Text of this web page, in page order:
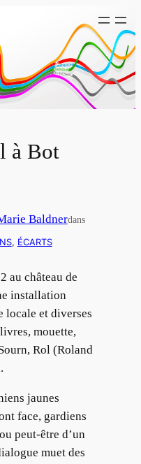
à Bot
Baldnerdans
, ÉCARTS
au château de
installation
locale et diverses
mouette,
Rol (Roland
jaunes
face, gardiens
peut-être d’un
muet des